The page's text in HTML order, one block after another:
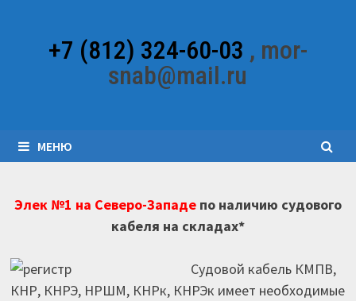
содержимому+7 (812) 324-60-03 , mor-
snab@mail.ru
МЕНЮ
Элек №1 на Северо-Западепо наличию судового
кабеля на складах*
Судовой кабель КМПВ,
КНР, КНРЭ, НРШМ, КНРк, КНРЭк имеет необходимые